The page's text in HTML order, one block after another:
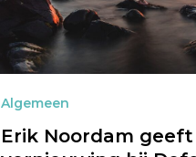
Algemeen
Erik Noordam